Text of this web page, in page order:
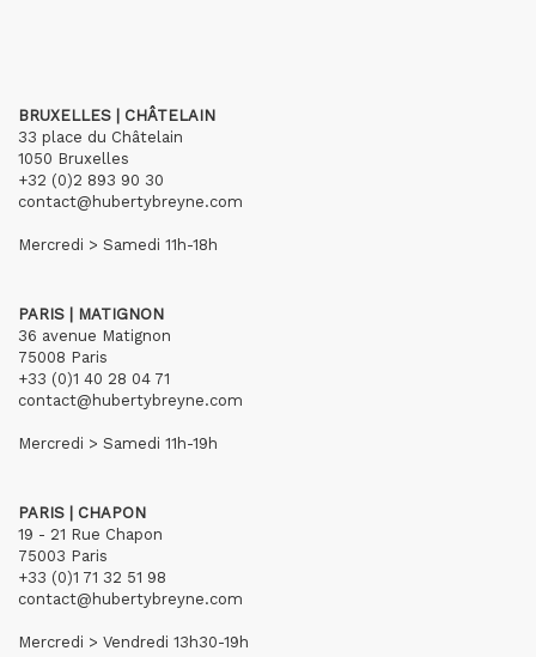
BRUXELLES | CHÂTELAIN
33 place du Châtelain
1050 Bruxelles
+32 (0)2 893 90 30
contact@hubertybreyne.com
Mercredi > Samedi 11h-18h
PARIS | MATIGNON
36 avenue Matignon
75008 Paris
+33 (0)1 40 28 04 71
contact@hubertybreyne.com
Mercredi > Samedi 11h-19h
PARIS | CHAPON
19 - 21 Rue Chapon
75003 Paris
+33 (0)1 71 32 51 98
contact@hubertybreyne.com
Mercredi > Vendredi 13h30-19h